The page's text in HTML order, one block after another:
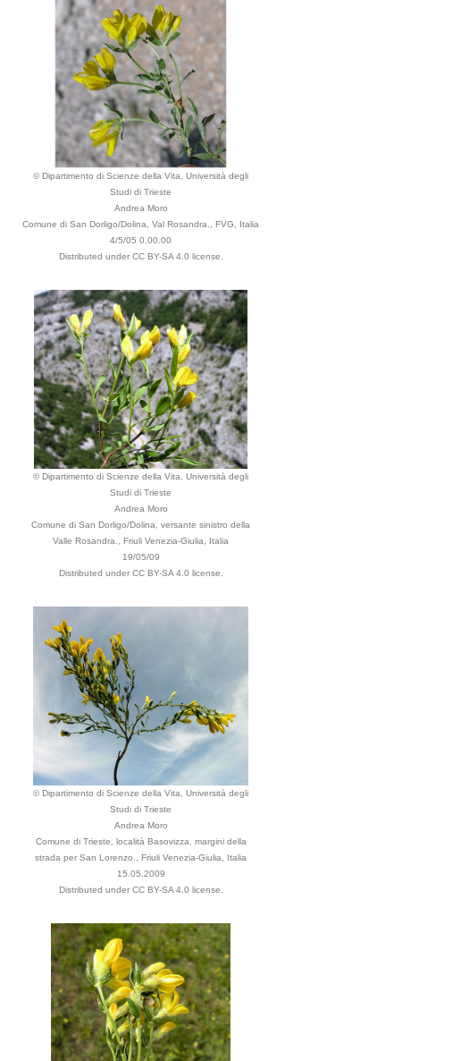
© Dipartimento di Scienze della Vita, Università degli
Studi di Trieste
Andrea Moro
Comune di San Dorligo/Dolina, Val Rosandra., FVG, Italia
4/5/05 0.00.00
Distributed under CC BY-SA 4.0 license.
© Dipartimento di Scienze della Vita, Università degli
Studi di Trieste
Andrea Moro
Comune di San Dorligo/Dolina, versante sinistro della
Valle Rosandra., Friuli Venezia-Giulia, Italia
19/05/09
Distributed under CC BY-SA 4.0 license.
© Dipartimento di Scienze della Vita, Università degli
Studi di Trieste
Andrea Moro
Comune di Trieste, località Basovizza, margini della
strada per San Lorenzo., Friuli Venezia-Giulia, Italia
15.05.2009
Distributed under CC BY-SA 4.0 license.